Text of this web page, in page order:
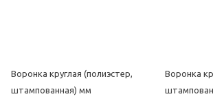
Воронка круглая (полиэстер,
штампованная) мм
Воронка